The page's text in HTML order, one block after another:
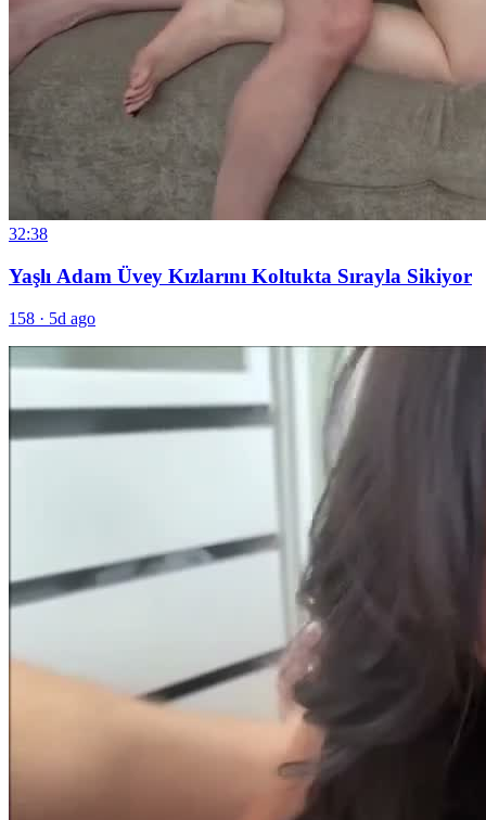
32:38
Yaşlı Adam Üvey Kızlarını Koltukta Sırayla Sikiyor
158 · 5d ago